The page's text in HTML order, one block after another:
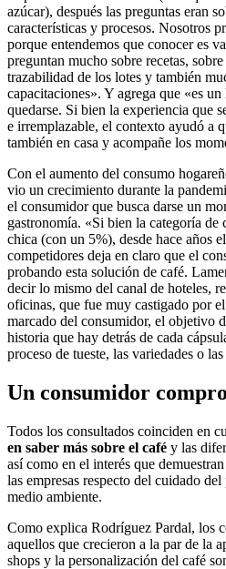
azúcar), después las preguntas eran
características y procesos. Nosotros
porque entendemos que conocer es
preguntan mucho sobre recetas,
trazabilidad de los lotes y también
capacitaciones». Y agrega que «es
quedarse. Si bien la experiencia que
e irremplazable, el contexto ayudó a
también en casa y acompañe los
Con el aumento del consumo
vio un crecimiento durante la
el consumidor que busca darse un
gastronomía. «Si bien la categoría de
chica (con un 5%), desde hace años
competidores deja en claro que el
probando esta solución de café.
decir lo mismo del canal de hoteles,
oficinas, que fue muy castigado por
marcado del consumidor, el objetivo
historia que hay detrás de cada
proceso de tueste, las variedades o las
Un consumidor
Todos los consultados coinciden en
en saber más sobre el café y las
así como en el interés que
las empresas respecto del cuidado
medio ambiente.
Como explica Rodríguez Pardal, los
aquellos que crecieron a la par de la
shops y la personalización del café